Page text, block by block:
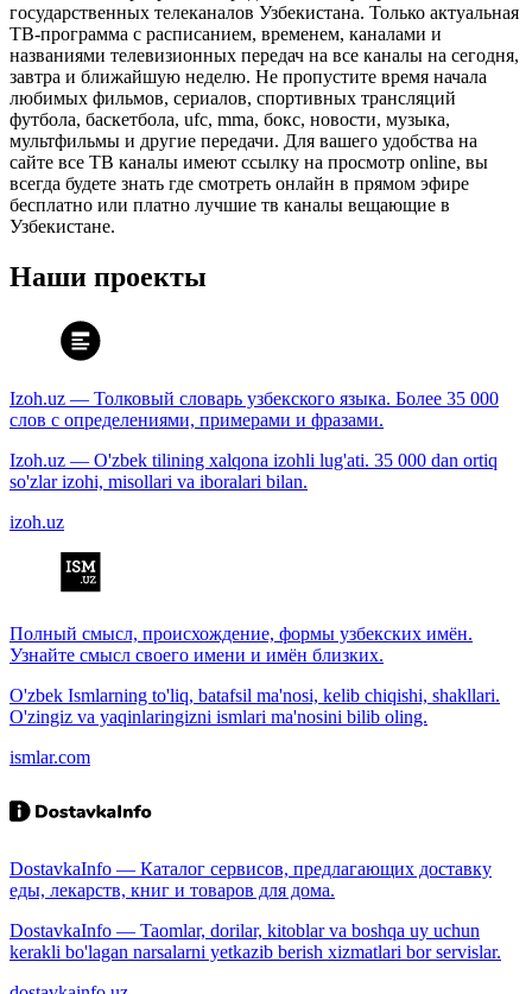
государственных телеканалов Узбекистана. Только актуальная
ТВ-программа с расписанием, временем, каналами и
названиями телевизионных передач на все каналы на сегодня,
завтра и ближайшую неделю. Не пропустите время начала
любимых фильмов, сериалов, спортивных трансляций
футбола, баскетбола, ufc, mma, бокс, новости, музыка,
мультфильмы и другие передачи. Для вашего удобства на
сайте все ТВ каналы имеют ссылку на просмотр online, вы
всегда будете знать где смотреть онлайн в прямом эфире
бесплатно или платно лучшие тв каналы вещающие в
Узбекистане.
Наши проекты
Izoh.uz — Толковый словарь узбекского языка. Более 35 000
слов с определениями, примерами и фразами.
Izoh.uz — O'zbek tilining xalqona izohli lug'ati. 35 000 dan ortiq
so'zlar izohi, misollari va iboralari bilan.
izoh.uz
Полный смысл, происхождение, формы узбекских имён.
Узнайте смысл своего имени и имён близких.
O'zbek Ismlarning to'liq, batafsil ma'nosi, kelib chiqishi, shakllari.
O'zingiz va yaqinlaringizni ismlari ma'nosini bilib oling.
ismlar.com
DostavkaInfo — Каталог сервисов, предлагающих доставку
еды, лекарств, книг и товаров для дома.
DostavkaInfo — Taomlar, dorilar, kitoblar va boshqa uy uchun
kerakli bo'lagan narsalarni yetkazib berish xizmatlari bor servislar.